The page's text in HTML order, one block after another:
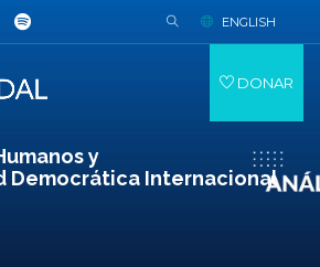
y
Democrática Internacional
ENGLISH
DONAR